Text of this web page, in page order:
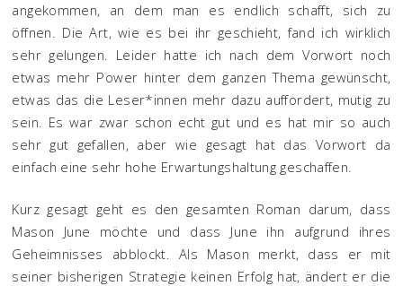
angekommen, an dem man es endlich schafft, sich zu
öffnen. Die Art, wie es bei ihr geschieht, fand ich wirklich
sehr gelungen. Leider hatte ich nach dem Vorwort noch
etwas mehr Power hinter dem ganzen Thema gewünscht,
etwas das die Leser*innen mehr dazu auffordert, mutig zu
sein. Es war zwar schon echt gut und es hat mir so auch
sehr gut gefallen, aber wie gesagt hat das Vorwort da
einfach eine sehr hohe Erwartungshaltung geschaffen.
Kurz gesagt geht es den gesamten Roman darum, dass
Mason June möchte und dass June ihn aufgrund ihres
Geheimnisses abblockt. Als Mason merkt, dass er mit
seiner bisherigen Strategie keinen Erfolg hat, ändert er die